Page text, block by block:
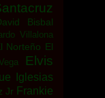
Bisbal
Villalona
Norteño El
Elvis
Iglesias
Jr Frankie